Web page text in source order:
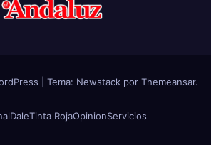
Tema: Newstackpor Themeansar.
DaleTinta RojaOpinionServicios